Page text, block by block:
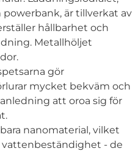
är tillverkat av
hållbarhet och
Metallhöljet
gör
mycket bekväm och
att oroa sig för
nanomaterial, vilket
vattenbeständighet - de